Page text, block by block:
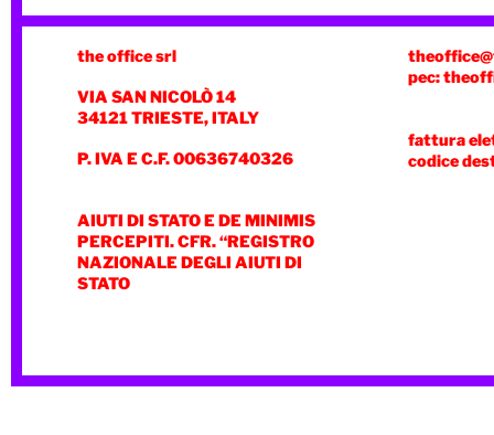
the office srl
VIA SAN NICOLÒ 14
34121 TRIESTE, ITALY
P. IVA E C.F. 00636740326
AIUTI DI STATO E DE MINIMIS
PERCEPITI. CFR. “REGISTRO
NAZIONALE DEGLI AIUTI DI
STATO
pec:
fattura
codice